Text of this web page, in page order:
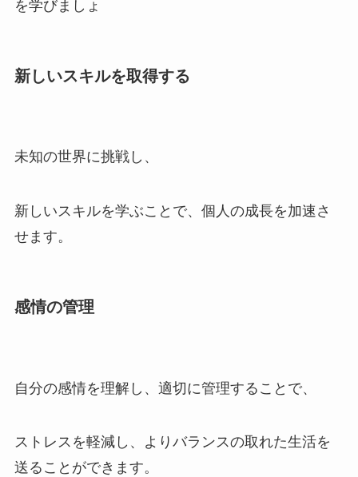
を学びましょ
新しいスキルを取得する
未知の世界に挑戦し、
新しいスキルを学ぶことで、個人の成長を加速さ
せます。
感情の管理
自分の感情を理解し、適切に管理することで、
ストレスを軽減し、よりバランスの取れた生活を
送ることができます。